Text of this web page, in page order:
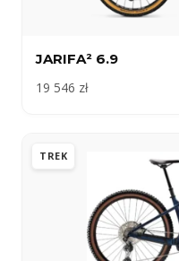
JARIFA² 6.9
19 546 zł
TREK